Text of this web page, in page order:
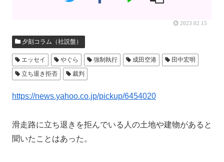
2023.02.15
夕刻コラム（社説盤）
エッセイ やぐら 強制執行 成田空港
田中宏明
立ち退き拒否
裁判
https://news.yahoo.co.jp/pickup/6454020
滑走路に立ち退きを拒んでいる人の土地や建物があると
聞いたことはあった。